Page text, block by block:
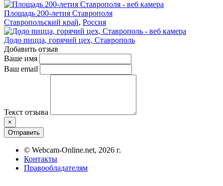
Площадь 200-летия Ставрополя
Ставропольский край, Россия
Додо пицца, горячий цех, Ставрополь
Добавить отзыв
Ваше имя
Ваш email
Текст отзыва
×
Отправить
© Webcam-Online.net, 2026 г.
Контакты
Правообладателям